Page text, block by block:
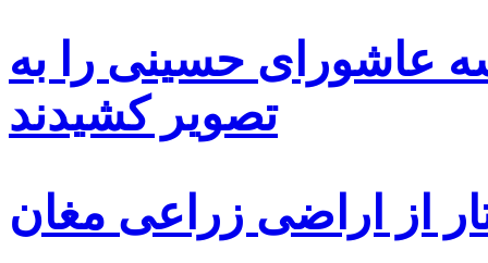
عاشورای حسینی را به
تصویر کشیدند
از اراضی زراعی مغان